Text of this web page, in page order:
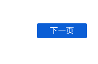
下一页